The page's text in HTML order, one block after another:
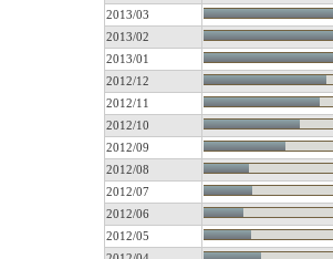
2013/03
2013/02
2013/01
2012/12
2012/11
2012/10
2012/09
2012/08
2012/07
2012/06
2012/05